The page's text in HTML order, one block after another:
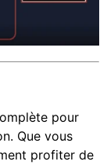
pour
Que vous
profiter de